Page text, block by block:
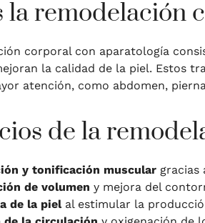
la remodelación
corporal con aparatología
la calidad de la piel. Estos
atención, como abdomen,
de la
y tonificación muscular gracias
de volumen y mejora del
de la pielal estimular la